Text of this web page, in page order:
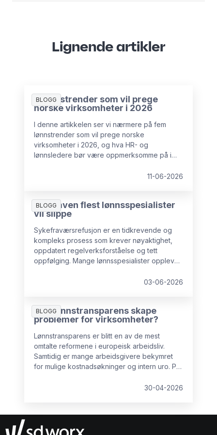
Lignende artikler
BLOGG
5 lønnstrender som vil prege
norske virksomheter i 2026
I denne artikkelen ser vi nærmere på fem
lønnstrender som vil prege norske
virksomheter i 2026, og hva HR- og
lønnsledere bør være oppmerksomme på i
11-06-2026
BLOGG
Oppgaven flest lønnsspesialister
vil slippe
Sykefraværsrefusjon er en tidkrevende og
kompleks prosess som krever nøyaktighet,
oppdatert regelverksforståelse og tett
oppfølging. Mange lønnsspesialister opplever
velger å sette bort akkurat denne oppgaven
og for å minimere risiko.
03-06-2026
BLOGG
Kan lønnstransparens skape
problemer for virksomheter?
Lønnstransparens er blitt en av de mest
omtalte reformene i europeisk arbeidsliv.
Samtidig er mange arbeidsgivere bekymret
for mulige kostnadsøkninger og intern uro. På
negativt for virksomheter. Med god
tid. I denne artikkelen ser vi nærmere på de
vanligste bekymringene og hvordan de kan
30-04-2026